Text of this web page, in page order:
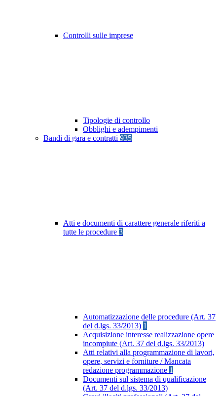
Controlli sulle imprese
Tipologie di controllo
Obblighi e adempimenti
Bandi di gara e contratti 935
Atti e documenti di carattere generale riferiti a
tutte le procedure 3
Automatizzazione delle procedure (Art. 37
del d.lgs. 33/2013) 1
Acquisizione interesse realizzazione opere
incompiute (Art. 37 del d.lgs. 33/2013)
Atti relativi alla programmazione di lavori,
opere, servizi e forniture / Mancata
redazione programmazione 1
Documenti sul sistema di qualificazione
(Art. 37 del d.lgs. 33/2013)